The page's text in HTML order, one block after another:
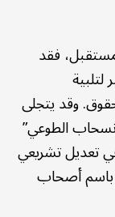
فقد
وقد يتجلى
الطوعي”
تعديل تشريعي
أصحاب